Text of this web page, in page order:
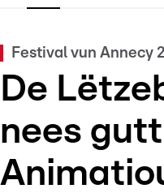
Festival vun Annecy
De
nees